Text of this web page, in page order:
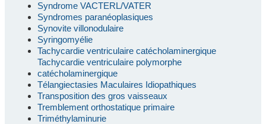
Syndrome VACTERL/VATER
Syndromes paranéoplasiques
Synovite villonodulaire
Syringomyélie
Tachycardie ventriculaire catécholaminergique
Tachycardie ventriculaire polymorphe
catécholaminergique
Télangiectasies Maculaires Idiopathiques
Transposition des gros vaisseaux
Tremblement orthostatique primaire
Triméthylaminurie